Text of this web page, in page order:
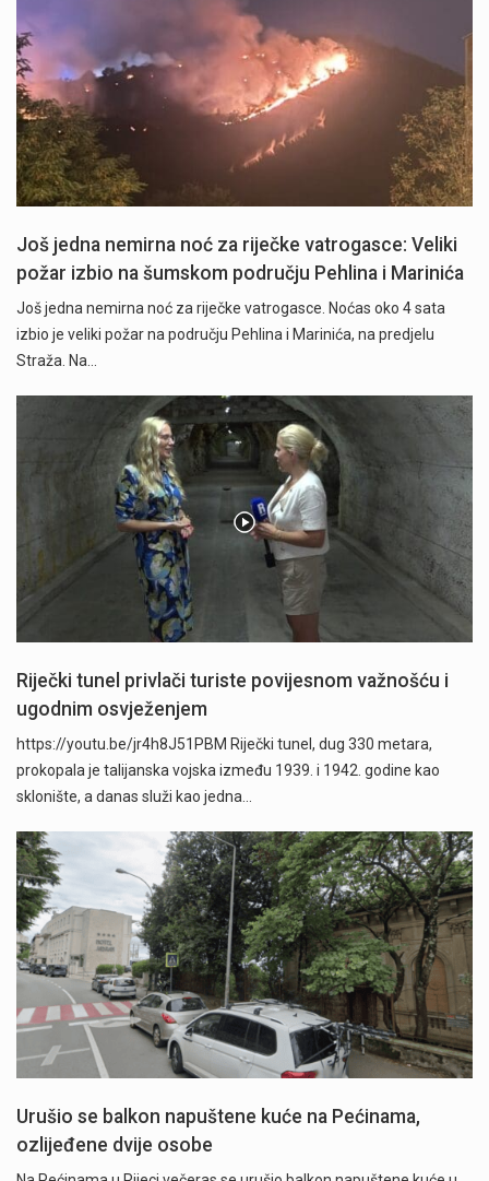
Još jedna nemirna noć za riječke vatrogasce: Veliki
požar izbio na šumskom području Pehlina i Marinića
Još jedna nemirna noć za riječke vatrogasce. Noćas oko 4 sata
izbio je veliki požar na području Pehlina i Marinića, na predjelu
Straža. Na…
Riječki tunel privlači turiste povijesnom važnošću i
ugodnim osvježenjem
https://youtu.be/jr4h8J51PBM Riječki tunel, dug 330 metara,
prokopala je talijanska vojska između 1939. i 1942. godine kao
sklonište, a danas služi kao jedna…
Urušio se balkon napuštene kuće na Pećinama,
ozlijeđene dvije osobe